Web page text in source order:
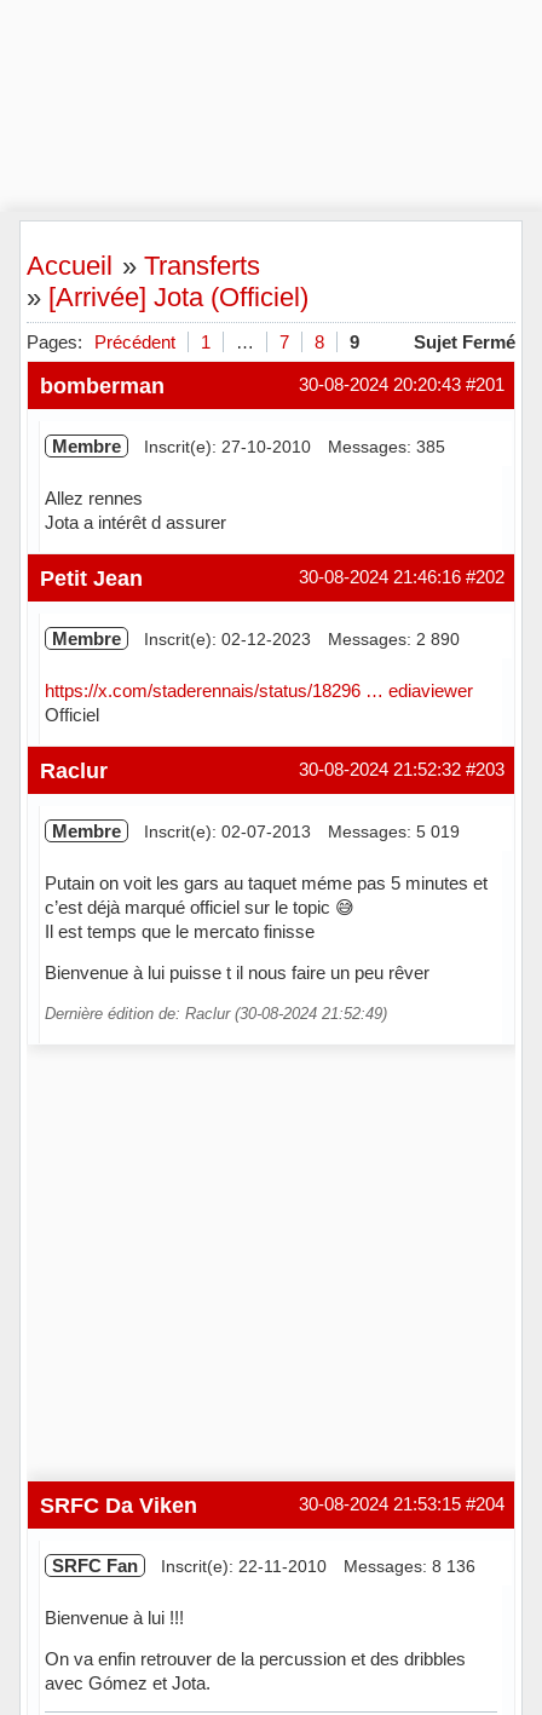
Accueil »Transferts
» [Arrivée] Jota (Officiel)
Pages: Précédent 1 … 7 8 9 Sujet Fermé
#201
30-08-2024 20:20:43
bomberman
Membre Inscrit(e): 27-10-2010 Messages: 385
Allez rennes
Jota a intérêt d assurer
Hors ligne #202
30-08-2024 21:46:16
Petit Jean
Membre Inscrit(e): 02-12-2023 Messages: 2 890
https://x.com/staderennais/status/18296 … ediaviewer
Officiel
Hors ligne #203
30-08-2024 21:52:32
Raclur
Membre Inscrit(e): 02-07-2013 Messages: 5 019
Putain on voit les gars au taquet méme pas 5 minutes et
c’est déjà marqué officiel sur le topic 😅
Il est temps que le mercato finisse
Bienvenue à lui puisse t il nous faire un peu rêver
Dernière édition de: Raclur (30-08-2024 21:52:49)
#204
30-08-2024 21:53:15
SRFC Da Viken
SRFC Fan Inscrit(e): 22-11-2010 Messages: 8 136
Bienvenue à lui !!!
On va enfin retrouver de la percussion et des dribbles
avec Gómez et Jota.